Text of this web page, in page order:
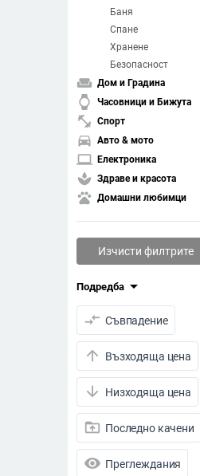
Баня
Спане
Хранене
Безопасност
weekend Дом и Градина
watch Часовници и Бижута
fitness_center Спорт
directions_car Авто & мото
laptop Електроника
spa Здраве и красота
pets Домашни любимци
Изчисти филтрите
Подредба arrow_drop_down
compare_arrows Съвпадение
arrow_upward Възходяща цена
arrow_downward Низходяща цена
drive_folder_upload Последно качени
visibility Преглеждания